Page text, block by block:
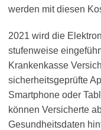
werden mit diesen
2021 wird die
stufenweise
Krankenkasse
sicherheitsgeprüfte
Smartphone oder
können Versicherte
Gesundheitsdaten